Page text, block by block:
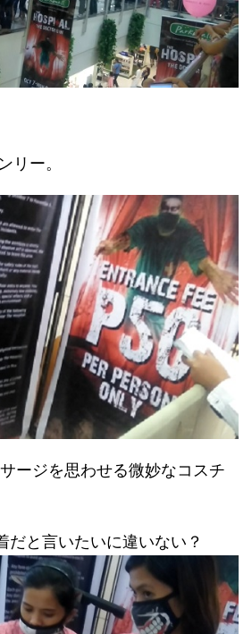
リー。
ージを思わせる微妙なコスチ
だと言いたいに違いない？